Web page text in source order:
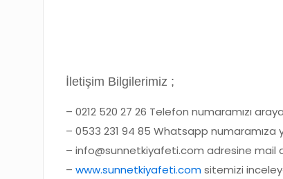
İletişim Bilgilerimiz ;
– 0212 520 27 26 Telefon numaramızı
– 0533 231 94 85 Whatsapp numaramıza
– info@sunnetkiyafeti.com adresine mail
– www.sunnetkiyafeti.comsitemizi